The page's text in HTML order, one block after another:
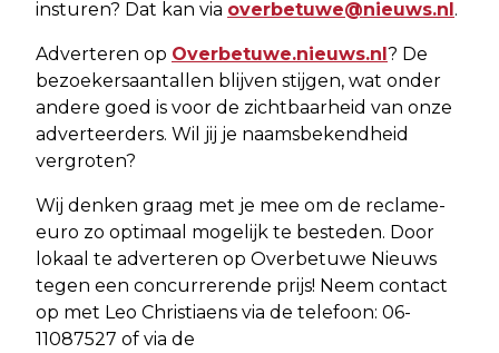
insturen? Dat kan via overbetuwe@nieuws.nl.
Adverteren op Overbetuwe.nieuws.nl? De
bezoekersaantallen blijven stijgen, wat onder
andere goed is voor de zichtbaarheid van onze
adverteerders. Wil jij je naamsbekendheid
vergroten?
Wij denken graag met je mee om de reclame-
euro zo optimaal mogelijk te besteden. Door
lokaal te adverteren op Overbetuwe Nieuws
tegen een concurrerende prijs! Neem contact
op met Leo Christiaens via de telefoon: 06-
11087527 of via de